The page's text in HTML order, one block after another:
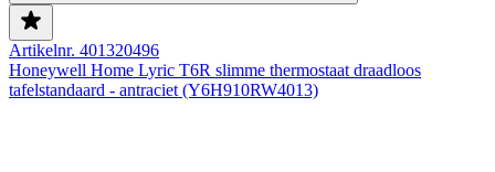
Artikelnr. 401320496
Honeywell Home Lyric T6R slimme thermostaat draadloos
tafelstandaard - antraciet (Y6H910RW4013)